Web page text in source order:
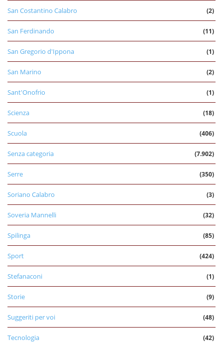
San Costantino Calabro (2)
San Ferdinando (11)
San Gregorio d'Ippona (1)
San Marino (2)
Sant'Onofrio (1)
Scienza (18)
Scuola (406)
Senza categoria (7.902)
Serre (350)
Soriano Calabro (3)
Soveria Mannelli (32)
Spilinga (85)
Sport (424)
Stefanaconi (1)
Storie (9)
Suggeriti per voi (48)
Tecnologia (42)